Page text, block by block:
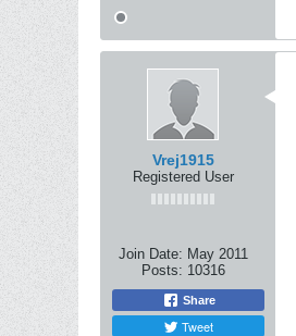
Vrej1915
Registered User
Join Date: May 2011
Posts: 10316
Share
Tweet